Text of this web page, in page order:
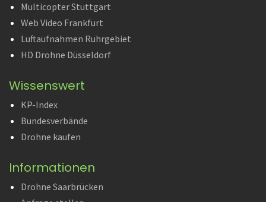
Multicopter Stuttgart
Web Video Frankfurt
Luftaufnahmen Ruhrgebiet
HD Drohne Düsseldorf
Wissenswert
KP-Index
Bundesverbände
Drohne kaufen
Informationen
Drohne Saarbrücken